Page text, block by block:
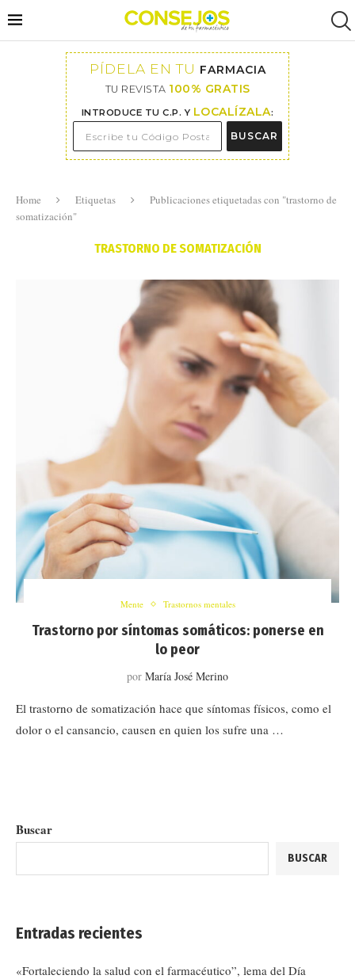
PÍDELA EN TU FARMACIA
TU REVISTA 100% GRATIS
INTRODUCE TU C.P. Y LOCALÍZALA:
BUSCAR
Home Etiquetas
Publicaciones etiquetadas con "trastorno de
somatización"
TRASTORNO DE SOMATIZACIÓN
Mente Trastornos mentales
Trastorno por síntomas somáticos: ponerse en
lo peor
por María José Merino
El trastorno de somatización hace que síntomas físicos, como el
dolor o el cansancio, causen en quien los sufre una …
Buscar
BUSCAR
Entradas recientes
«Fortaleciendo la salud con el farmacéutico”, lema del Día